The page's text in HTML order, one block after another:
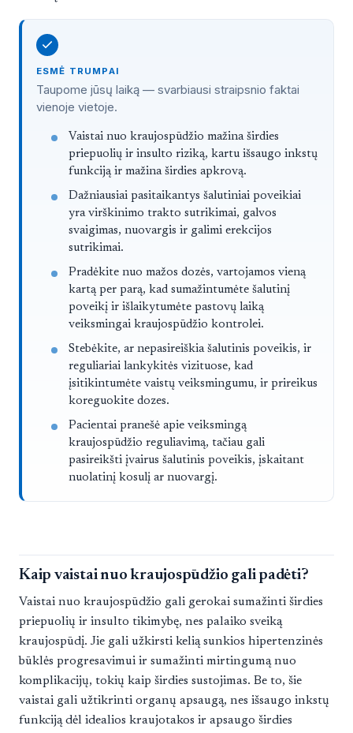
ESMĖ TRUMPAI
Taupome jūsų laiką — svarbiausi straipsnio faktai
vienoje vietoje.
TrumpaiVaistai nuo kraujospūdžio mažina širdies
priepuolių ir insulto riziką, kartu išsaugo inkstų
funkciją ir mažina širdies apkrovą.
Dažniausiai pasitaikantys šalutiniai poveikiai
yra virškinimo trakto sutrikimai, galvos
svaigimas, nuovargis ir galimi erekcijos
sutrikimai.
Pradėkite nuo mažos dozės, vartojamos vieną
kartą per parą, kad sumažintumėte šalutinį
poveikį ir išlaikytumėte pastovų laiką
veiksmingai kraujospūdžio kontrolei.
Stebėkite, ar nepasireiškia šalutinis poveikis, ir
reguliariai lankykitės vizituose, kad
įsitikintumėte vaistų veiksmingumu, ir prireikus
koreguokite dozes.
Pacientai pranešė apie veiksmingą
kraujospūdžio reguliavimą, tačiau gali
pasireikšti įvairus šalutinis poveikis, įskaitant
nuolatinį kosulį ar nuovargį.
Kaip vaistai nuo kraujospūdžio gali padėti?
Vaistai nuo kraujospūdžio gali gerokai sumažinti širdies
priepuolių ir insulto tikimybę, nes palaiko sveiką
kraujospūdį. Jie gali užkirsti kelią sunkios hipertenzinės
būklės progresavimui ir sumažinti mirtingumą nuo
komplikacijų, tokių kaip širdies sustojimas. Be to, šie
vaistai gali užtikrinti organų apsaugą, nes išsaugo inkstų
funkciją dėl idealios kraujotakos ir apsaugo širdies